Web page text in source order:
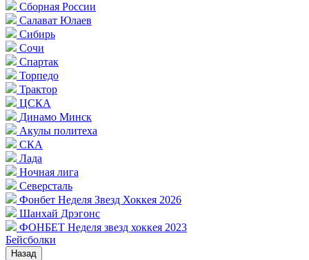
Сборная России
Салават Юлаев
Сибирь
Сочи
Спартак
Торпедо
Трактор
ЦСКА
Динамо Минск
Акулы политеха
СКА
Лада
Ночная лига
Северсталь
Фонбет Неделя Звезд Хоккея 2026
Шанхай Дрэгонс
ФОНБЕТ Неделя звезд хоккея 2023
Бейсболки
Назад